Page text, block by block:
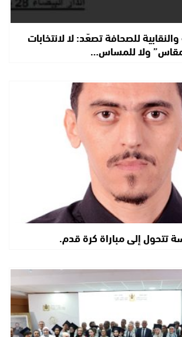
للصحافة تصعّد: لا لانتخابات
ولا للمساس…
تتحول إلى مباراة كرة قدم.